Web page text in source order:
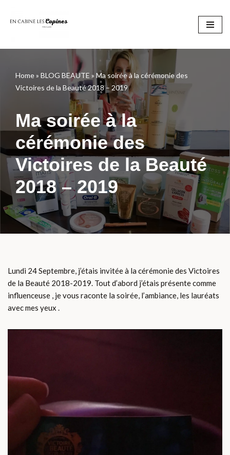
Home» BLOG BEAUTE » Ma soirée à la cérémonie des
Victoires de la Beauté 2018 – 2019
Ma soirée à la
cérémonie des
Victoires de la Beauté
2018 – 2019
Lundi 24 Septembre, j’étais invitée à la cérémonie des Victoires
de la Beauté 2018-2019. Tout d’abord j’étais présente comme
influenceuse , je vous raconte la soirée, l’ambiance, les lauréats
avec mes yeux .